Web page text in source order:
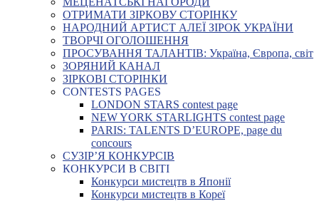
ОТРИМАТИ ЗІРКОВУ СТОРІНКУ
НАРОДНИЙ АРТИСТ АЛЕЇ ЗІРОК УКРАЇНИ
ТВОРЧІ ОГОЛОШЕННЯ
ПРОСУВАННЯ ТАЛАНТІВ: Україна, Європа, світ
ЗОРЯНИЙ КАНАЛ
ЗІРКОВІ СТОРІНКИ
CONTESTS PAGES
LONDON STARS contest page
NEW YORK STARLIGHTS contest page
PARIS: TALENTS D’EUROPE, page du
concours
СУЗІР’Я КОНКУРСІВ
КОНКУРСИ В СВІТІ
Конкурси мистецтв в Японії
Конкурси мистецтв в Кореї